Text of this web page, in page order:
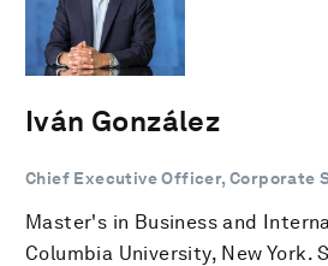
Iván González
Chief Executive Officer, Corporate
Master's in Business and
Columbia University, New York.